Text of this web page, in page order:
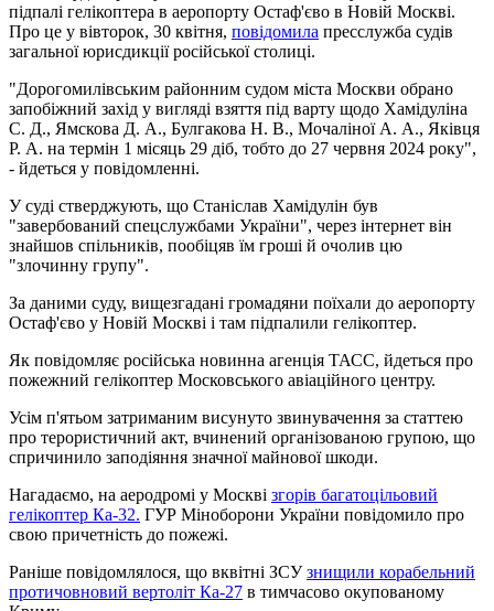
підпалі гелікоптера в аеропорту Остаф'єво в Новій Москві.
Про це у вівторок, 30 квітня, повідомила пресслужба судів
загальної юрисдикції російської столиці.
"Дорогомилівським районним судом міста Москви обрано
запобіжний захід у вигляді взяття під варту щодо Хамідуліна
С. Д., Ямскова Д. А., Булгакова Н. В., Мочаліної А. А., Яківця
Р. А. на термін 1 місяць 29 діб, тобто до 27 червня 2024 року",
- йдеться у повідомленні.
У суді стверджують, що Станіслав Хамідулін був
"завербований спецслужбами України", через інтернет він
знайшов спільників, пообіцяв їм гроші й очолив цю
"злочинну групу".
За даними суду, вищезгадані громадяни поїхали до аеропорту
Остаф'єво у Новій Москві і там підпалили гелікоптер.
Як повідомляє російська новинна агенція ТАСС, йдеться про
пожежний гелікоптер Московського авіаційного центру.
Усім п'ятьом затриманим висунуто звинувачення за статтею
про терористичний акт, вчинений організованою групою, що
спричинило заподіяння значної майнової шкоди.
Нагадаємо, на аеродромі у Москві згорів багатоцільовий
гелікоптер Ка-32. ГУР Міноборони України повідомило про
свою причетність до пожежі.
Раніше повідомлялося, що вквітні ЗСУзнищили корабельний
протичовновий вертоліт Ка-27 в тимчасово окупованому